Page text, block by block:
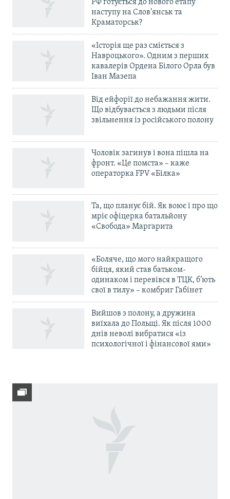
РФ готується до нового етапу
наступу на Слов’янськ та
Краматорськ?
«Історія ще раз сміється з
Навроцького». Одним з перших
кавалерів Ордена Білого Орла був
Іван Мазепа
Від ейфорії до небажання жити.
Що відбувається з людьми після
звільнення із російського полону
Чоловік загинув і вона пішла на
фронт. «Це помста» – каже
операторка FPV «Білка»
Та, що планує бій. Як воює і про що
мріє офіцерка батальйону
«Свобода» Маргарита
«Боляче, що мого найкращого
бійця, який став батьком-
одинаком і перевівся в ТЦК, б’ють
свої в тилу» – комбриг Габінет
Вийшов з полону, а дружина
виїхала до Польщі. Як після 1000
днів неволі вибратися «із
психологічної і фінансової ями»